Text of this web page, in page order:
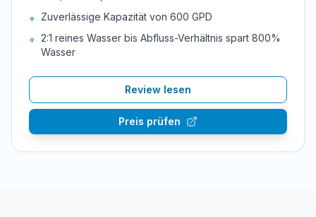
+ Zuverlässige Kapazität von 600 GPD
+ 2:1 reines Wasser bis Abfluss-Verhältnis spart 800%
Wasser
Review lesen
Preis prüfen